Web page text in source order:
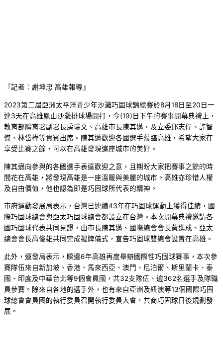
『記者：謝坤忠 高雄報導』
2023第二屆亞洲太平洋青少年沙灘巧固球錦標賽於8月18日至20日一
連3天在高雄鳳山沙灘排球場開打，今(19)日下午的賽事開幕典禮上，
教育部體育署副署長房瑞文、高雄市長陳其邁，及立委邱志偉、許智
傑、林岱樺等貴賓出席。陳其邁歡迎各國選手蒞臨高雄，希望大家在
享受比賽之餘，可以在高雄發現這座城市的美好。
陳其邁向參與的各國選手表達歡迎之意，且期盼大家把賽事之餘的時
間花在高雄，將發現高雄是一座溫暖與美麗的城市。高雄亦珍惜人權
及自由價值，他也認為即是巧固球所代表的精神。
市府運動發展局表示，台灣已連續43年在巧固球運動上獲得佳績，國
際巧固球總會與亞太巧固球總會都設立在台灣。本次開幕典禮邀請各
國巧固球代表共同見證，由市長陳其邁、國際總會會長黃進成、亞太
總會會長高俊雄共同完成揭牌儀式，宣告巧固球雙總會設置在高雄。
此外，運發局表示，睽違6年高雄再度舉辦國際性巧固球賽事，本次參
賽隊伍來自新加坡、香港、馬來西亞、澳門、尼泊爾、斯里蘭卡、泰
國、印度及中華台北等9個會員國，共32支隊伍、逾362名選手及隊職
員參賽。除來自各地的選手外，也有來自亞洲及紐澳等13個國際巧固
球總會會員國的執行委員召開執行委員大會，共商巧固球日後規劃發
展。